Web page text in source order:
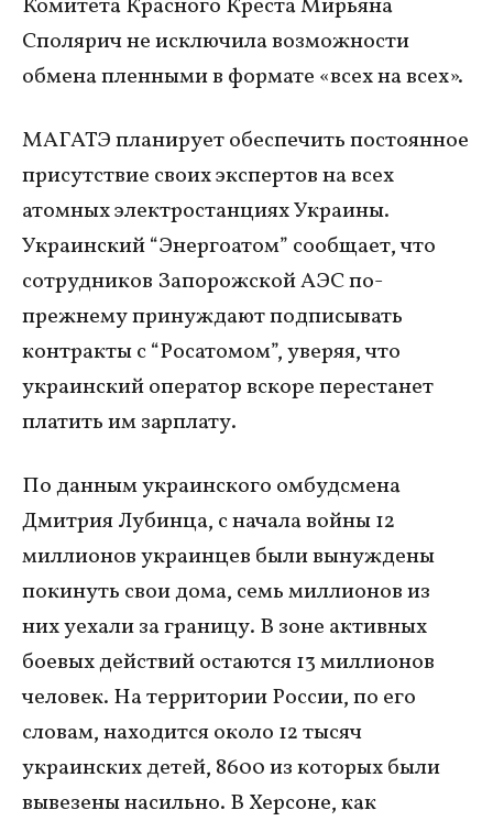
Комитета Красного Креста Мирьяна
Сполярич не исключила возможности
обмена пленными в формате «всех на всех».
МАГАТЭ планирует обеспечить постоянное
присутствие своих экспертов на всех
атомных электростанциях Украины.
Украинский “Энергоатом” сообщает, что
сотрудников Запорожской АЭС по-
прежнему принуждают подписывать
контракты с “Росатомом”, уверяя, что
украинский оператор вскоре перестанет
платить им зарплату.
По данным украинского омбудсмена
Дмитрия Лубинца, с начала войны 12
миллионов украинцев были вынуждены
покинуть свои дома, семь миллионов из
них уехали за границу. В зоне активных
боевых действий остаются 13 миллионов
человек. На территории России, по его
словам, находится около 12 тысяч
украинских детей, 8600 из которых были
вывезены насильно. В Херсоне, как